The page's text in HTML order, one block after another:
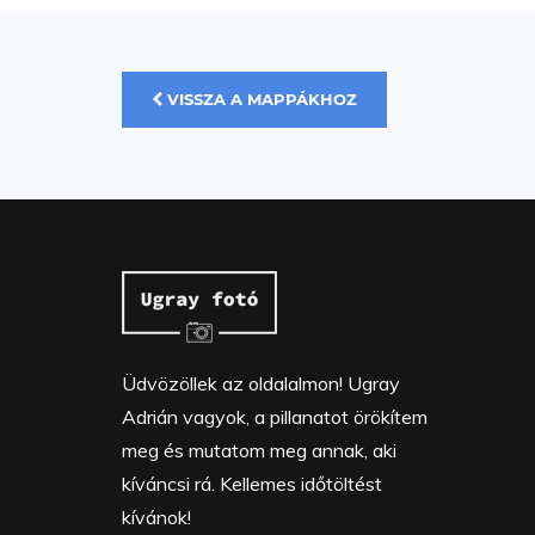
VISSZA A MAPPÁKHOZ
Üdvözöllek az oldalalmon! Ugray
Adrián vagyok, a pillanatot örökítem
meg és mutatom meg annak, aki
kíváncsi rá. Kellemes időtöltést
kívánok!